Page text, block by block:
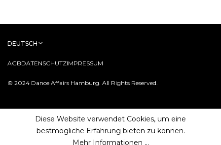
© 2024 Dance Affairs Hamburg. All Rights Reserved.
AGBDATENSCHUTZIMPRESSUM
DEUTSCH
Diese Website verwendet Cookies, um eine
bestmögliche Erfahrung bieten zu können.
Mehr Informationen ...